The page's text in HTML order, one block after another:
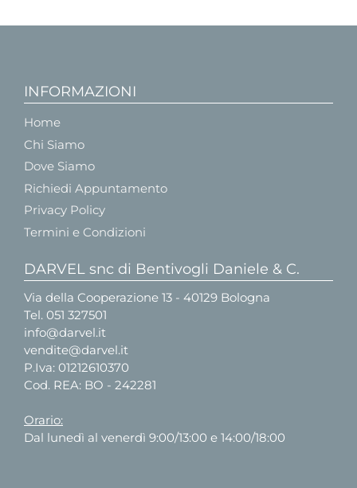
INFORMAZIONI
Home
Chi Siamo
Dove Siamo
Richiedi Appuntamento
Privacy Policy
Termini e Condizioni
DARVEL snc di Bentivogli Daniele & C.
Via della Cooperazione 13 - 40129 Bologna
Tel. 051 327501
info@darvel.it
vendite@darvel.it
P.Iva: 01212610370
Cod. REA: BO - 242281
Orario:
Dal lunedì al venerdì 9:00/13:00 e 14:00/18:00